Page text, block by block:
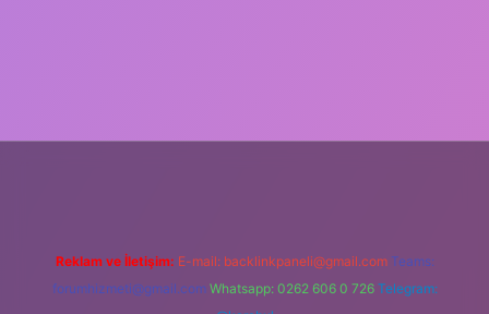
Reklam ve İletişim: E-mail: backlinkpaneli@gmail.com Teams:
forumhizmeti@gmail.com Whatsapp: 0262 606 0 726 Telegram: